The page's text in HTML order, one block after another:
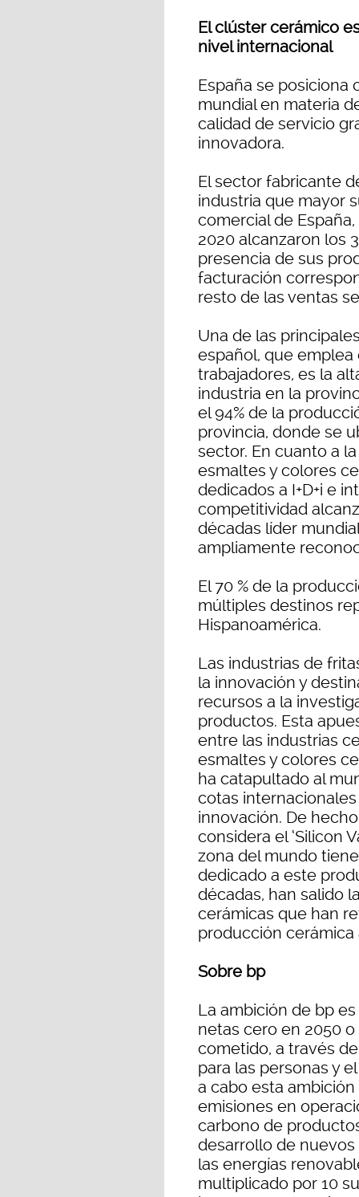
El clúster cerámico
nivel internacional
España se posiciona
mundial en materia
calidad de servicio
innovadora.
El sector fabricante
industria que mayor
comercial de
2020 alcanzaron los
presencia de sus
facturación
resto de las ventas
Una de las
español, que emplea
trabajadores, es la
industria en la
el 94% de la
provincia, donde se
sector. En cuanto a
esmaltes y colores
dedicados a I+D+i e
competitividad
décadas líder
ampliamente
El 70 % de la
múltiples destinos
Hispanoamérica.
Las industrias de
la innovación y
recursos a la
productos. Esta
entre las industrias
esmaltes y colores
ha catapultado al
cotas
innovación. De
considera el ‘Silicon
zona del mundo
dedicado a este
décadas, han salido
cerámicas que han
producción cerámica
Sobre bp
La ambición de bp
netas cero en 2050
cometido, a través
para las personas y
a cabo esta
emisiones en
carbono de
desarrollo de
las energías
multiplicado por 10